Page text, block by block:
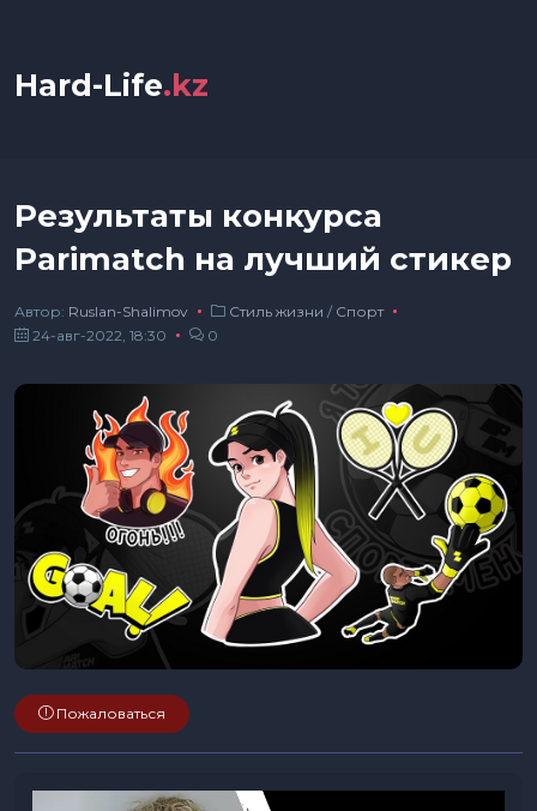
Hard-Life.kz
Результаты конкурса
Parimatch на лучший стикер
Автор: Ruslan-Shalimov Стиль жизни / Спорт
24-авг-2022, 18:30
0
Пожаловаться